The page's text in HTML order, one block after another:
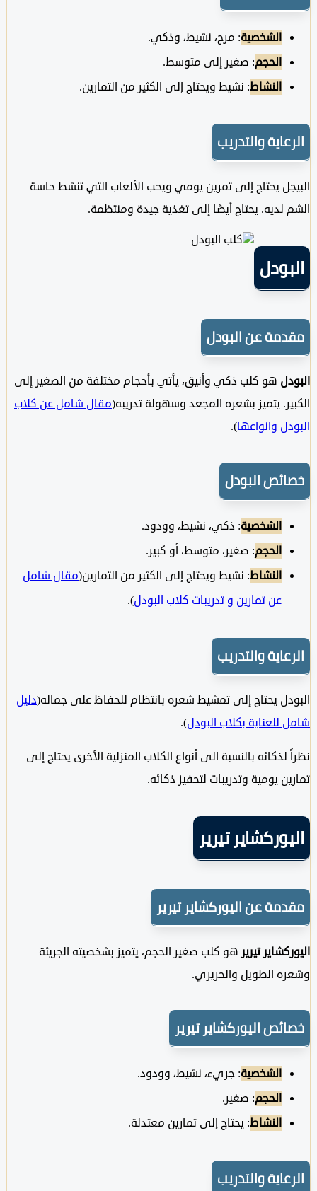
الشخصية: مرح، نشيط، وذكي.
الحجم : صغير إلى متوسط.
النشاط: نشيط ويحتاج إلى الكثير من التمارين.
والتدريب
يحتاج إلى تمرين يومي ويحب الألعاب التي تنشط حاسة
لديه. يحتاج أيضًا إلى تغذية جيدة ومنتظمة.
عن البودل
هو كلب ذكي وأنيق، يأتي بأحجام مختلفة من الصغير إلى
يتميز بشعره المجعد وسهولة تدريبه(مقال شامل عن كلاب
وانواعها).
البودل
الشخصية: ذكي، نشيط، وودود.
الحجم : صغير، متوسط، أو كبير.
النشاط: نشيط ويحتاج إلى الكثير من التمارين(مقال شامل
عن تمارين و تدريبات كلاب البودل).
والتدريب
يحتاج إلى تمشيط شعره بانتظام للحفاظ على جماله(دليل
للعناية بكلاب البودل).
بالنسبة الى أنواع الكلاب المنزلية الأخرى يحتاج إلى
يومية وتدريبات لتحفيز ذكائه.
تيرير
عن اليوركشاير تيرير
تيريرهو كلب صغير الحجم، يتميز بشخصيته الجريئة
الطويل والحريري.
اليوركشاير تيرير
الشخصية: جريء، نشيط، وودود.
الحجم : صغير.
النشاط: يحتاج إلى تمارين معتدلة.
والتدريب